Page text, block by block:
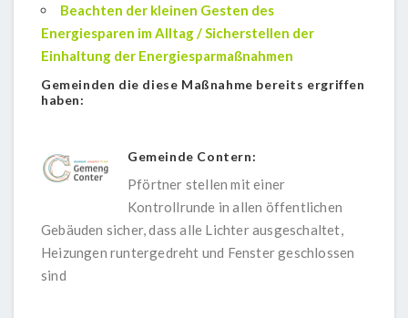
Beachten der kleinen Gesten des
Energiesparen im Alltag / Sicherstellen der
Einhaltung der Energiesparmaßnahmen
Gemeinden die diese Maßnahme bereits ergriffen
haben:
Gemeinde Contern:
Pförtner stellen mit einer
Kontrollrunde in allen öffentlichen
Gebäuden sicher, dass alle Lichter ausgeschaltet,
Heizungen runtergedreht und Fenster geschlossen
sind